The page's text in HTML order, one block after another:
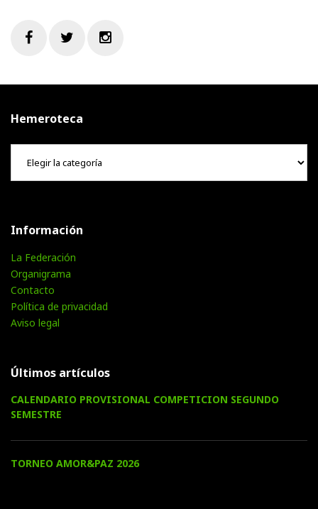
Hemeroteca
Hemeroteca
Información
La Federación
Organigrama
Contacto
Política de privacidad
Aviso legal
Últimos artículos
CALENDARIO PROVISIONAL COMPETICION SEGUNDO
SEMESTRE
TORNEO AMOR&PAZ 2026